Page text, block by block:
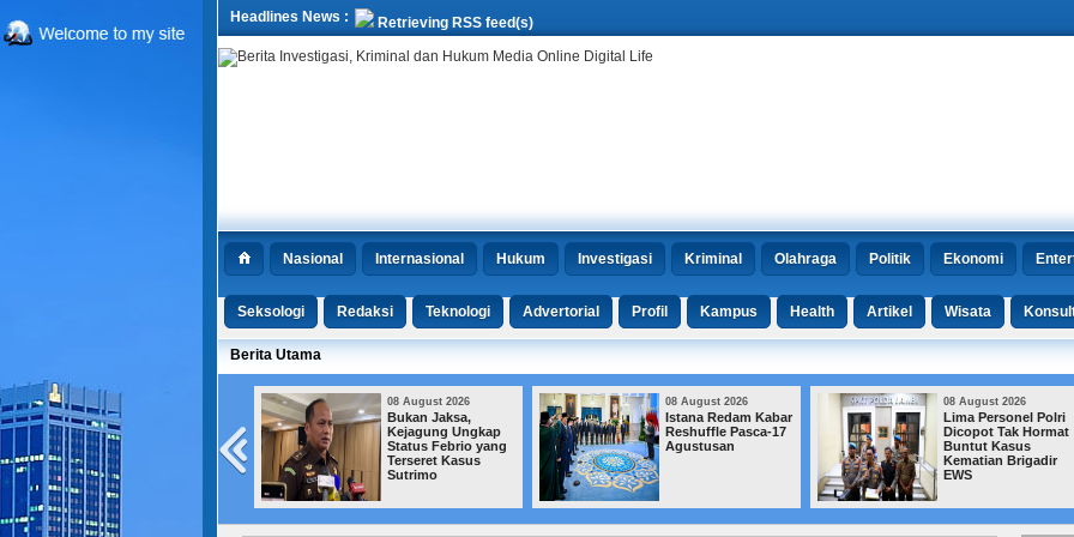
Headlines News : Retrieving RSS feed(s)
Nasional Internasional Hukum Investigasi Kriminal Olahraga Politik Ekonomi
Seksologi Redaksi Teknologi Advertorial Profil Kampus Health Artikel Wisata
Berita Utama
Kejagung Ungkap
Status Febrio yang
08 August 2026
Istana Redam Kabar
Reshuffle Pasca-17
Agustusan
08 August 2026
Lima Personel Polri
Dicopot Tak Hormat
Buntut Kasus
08 August 2026
Febrie Bantah
74 Kg, Kuasa
Hukum Siapkan
Jurus di
Praperadilan